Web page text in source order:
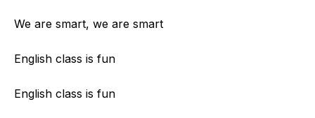
We are smart, we are smart
English class is fun
English class is fun